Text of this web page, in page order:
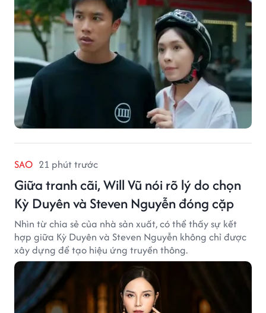
SAO 21 phút trước
Giữa tranh cãi, Will Vũ nói rõ lý do chọn
Kỳ Duyên và Steven Nguyễn đóng cặp
Nhìn từ chia sẻ của nhà sản xuất, có thể thấy sự kết
hợp giữa Kỳ Duyên và Steven Nguyễn không chỉ được
xây dựng để tạo hiệu ứng truyền thông.